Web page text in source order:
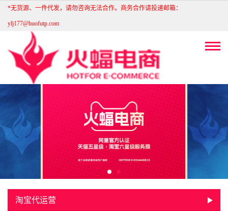
*无货源、一件代发，请勿咨询无法合作。商务合作请投递邮箱：
ylj177@huofutp.com
淘宝代运营